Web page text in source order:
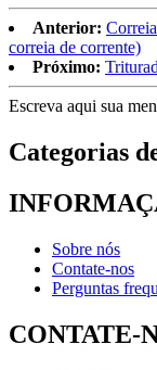
Anterior:
correia de corrente)
Próximo:
Escreva aqui sua
Categorias
Sobre nós
Contate-nos
Perguntas
CONTATE-